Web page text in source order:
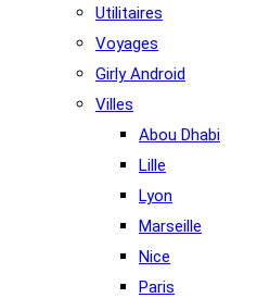
Utilitaires
Voyages
Girly Android
Villes
Abou Dhabi
Lille
Lyon
Marseille
Nice
Paris